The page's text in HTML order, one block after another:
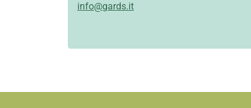
info@gards.it